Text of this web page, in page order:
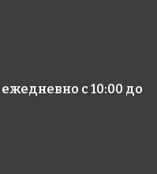
ежедневно с 10:00 до